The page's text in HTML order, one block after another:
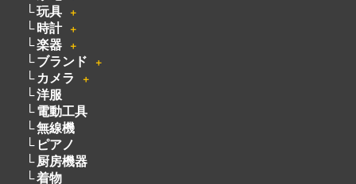
玩具 ＋
時計 ＋
楽器 ＋
ブランド ＋
カメラ ＋
洋服
電動工具
無線機
ピアノ
厨房機器
着物